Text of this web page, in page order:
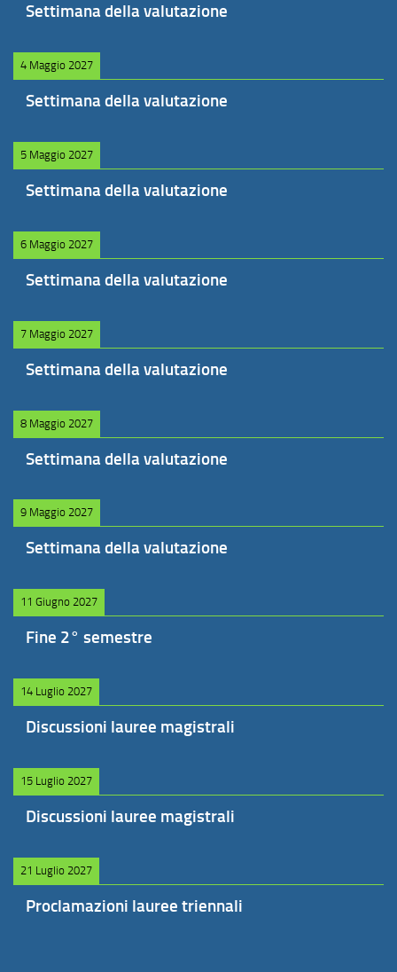
Settimana della valutazione
4 Maggio 2027
Settimana della valutazione
5 Maggio 2027
Settimana della valutazione
6 Maggio 2027
Settimana della valutazione
7 Maggio 2027
Settimana della valutazione
8 Maggio 2027
Settimana della valutazione
9 Maggio 2027
Settimana della valutazione
11 Giugno 2027
Fine 2° semestre
14 Luglio 2027
Discussioni lauree magistrali
15 Luglio 2027
Discussioni lauree magistrali
21 Luglio 2027
Proclamazioni lauree triennali